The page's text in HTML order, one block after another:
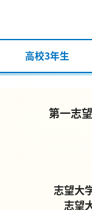
高校3年生
第一志
志望大
志望